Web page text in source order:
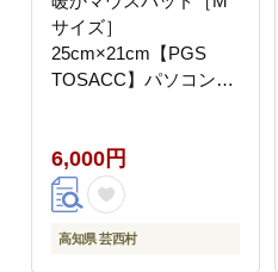
サイズ］
25cm×21cm【PGS
TOSACC】パソコン
あったか
6,000円
高知県 芸西村